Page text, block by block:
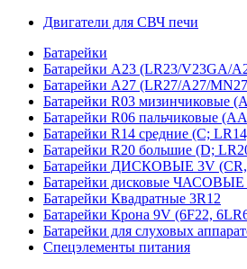
Двигатели для СВЧ печи
Батарейки
Батарейки A23 (LR23/V23GA/
Батарейки A27 (LR27/A27/
Батарейки R03 мизинчиковые
Батарейки R06 пальчиковые
Батарейки R14 средние (C;
Батарейки R20 большие (D;
Батарейки ДИСКОВЫЕ 3V
Батарейки дисковые ЧАСОВЫЕ
Батарейки Квадратные 3R12
Батарейки Крона 9V (6F22,
Батарейки для слуховых
Спецэлементы питания